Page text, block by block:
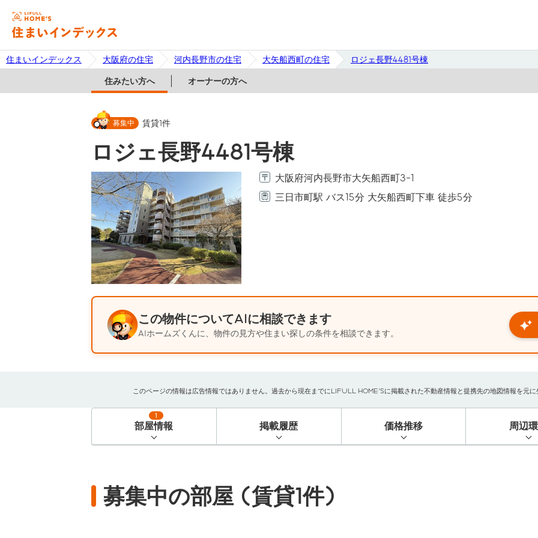
住まいインデックス 大阪府の住宅 河内長野市の住宅 大矢船西町の住宅 ロジェ長野4481号棟
住みたい方へ オーナーの方へ
募集中 賃貸1件
ロジェ長野4481号棟
大阪府河内長野市大矢船西町3-1
三日市町駅 バス15分 大矢船西町下車 徒歩5分
この物件についてAIに相談できます
AIホームズくんに、物件の見方や住まい探しの条件を相談できます。
このページの情報は広告情報ではありません。過去から現在までにLIFULL HOME'Sに掲載された不動産情報と提携先の地図情報を元
部屋情報
1
掲載履歴 価格推移 周辺
募集中の部屋 (賃貸1件)